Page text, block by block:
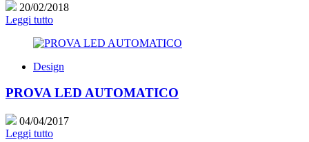
20/02/2018
Leggi tutto
Design
PROVA LED AUTOMATICO
04/04/2017
Leggi tutto